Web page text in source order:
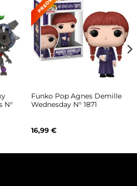
N°
Funko Pop Agnes Demille
Wednesday N° 1871
16,99 €